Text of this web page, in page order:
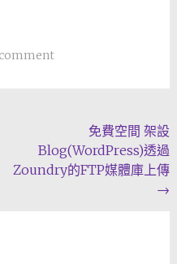
免費空間 架設
Blog(WordPress)透過
Zoundry的FTP媒體庫上傳
→